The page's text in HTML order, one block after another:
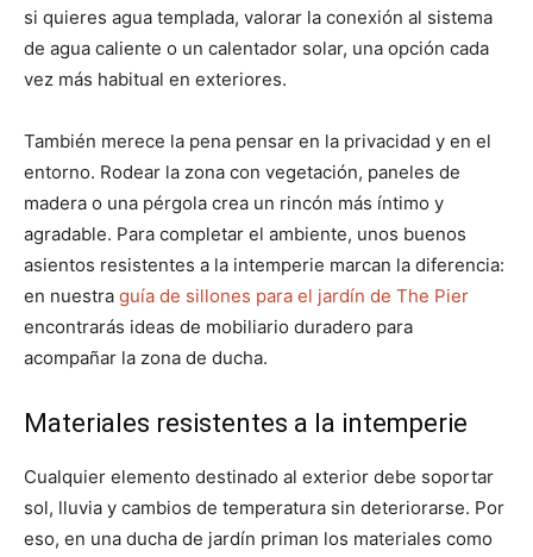
si quieres agua templada, valorar la conexión al sistema
de agua caliente o un calentador solar, una opción cada
vez más habitual en exteriores.
También merece la pena pensar en la privacidad y en el
entorno. Rodear la zona con vegetación, paneles de
madera o una pérgola crea un rincón más íntimo y
agradable. Para completar el ambiente, unos buenos
asientos resistentes a la intemperie marcan la diferencia:
en nuestra guía de sillones para el jardín de The Pier
encontrarás ideas de mobiliario duradero para
acompañar la zona de ducha.
Materiales resistentes a la intemperie
Cualquier elemento destinado al exterior debe soportar
sol, lluvia y cambios de temperatura sin deteriorarse. Por
eso, en una ducha de jardín priman los materiales como